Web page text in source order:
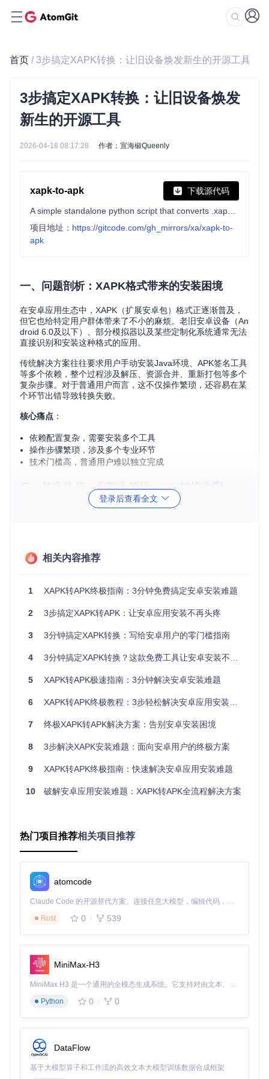
首页 / 3步搞定XAPK转换：让旧设备焕发新生的开源工具
3步搞定XAPK转换：让旧设备焕发
新生的开源工具
2026-04-18 08:17:28 作者：宣海椒Queenly
xapk-to-apk 下载源代码
项目地址： https://gitcode.com/gh_mirrors/xa/xapk-to-
apk
一、问题剖析：XAPK格式带来的安装困境
在安卓应用生态中，XAPK（扩展安卓包）格式正逐渐普及，
但它也给特定用户群体带来了不小的麻烦。老旧安卓设备（An
droid 6.0及以下）、部分模拟器以及某些定制化系统通常无法
直接识别和安装这种格式的应用。
传统解决方案往往要求用户手动安装Java环境、APK签名工具
等多个依赖，整个过程涉及解压、资源合并、重新打包等多个
复杂步骤。对于普通用户而言，这不仅操作繁琐，还容易在某
个环节出错导致转换失败。
核心痛点 ：
依赖配置复杂，需要安装多个工具
操作步骤繁琐，涉及多个专业环节
技术门槛高，普通用户难以独立完成
二、核心价值：化繁为简的XAPK转换方案
xapk-to-apk工具通过Python脚本实现了XAPK到APK的全自动
三大核心优势：
全自动流程：从解压到签名，一键完成所有转换步骤
零依赖设计 ：仅需Python环境，无需安装Java或其他工具
智能资源处理：自动识别并合并不同DPI资源和CPU架构文
待转换的XAPK文件
检查Python环境：
git clone
cd
chmod
注意：如果提示"git: command not found"，需先安装Git工
具。
3.2 执行转换
工具将自动完成以下操作：
解压XAPK文件
分析并合并资源文件
构建基础APK包
3.3 验证结果
登录后查看全文
相关内容推荐
1 XAPK转APK终极指南：3分钟免费搞定安卓安装难题
2 3步搞定XAPK转APK：让安卓应用安装不再头疼
3 3分钟搞定XAPK转换：写给安卓用户的零门槛指南
4 3分钟搞定XAPK转换？这款免费工具让安卓安装不再头疼！
5 XAPK转APK极速指南：3分钟解决安卓安装难题
6 XAPK转APK终极教程：3步轻松解决安卓应用安装难题
7 终极XAPK转APK解决方案：告别安卓安装困境
8 3步解决XAPK安装难题：面向安卓用户的终极方案
9 XAPK转APK终极指南：快速解决安卓应用安装难题
10 破解安卓应用安装难题：XAPK转APK全流程解决方案
热门项目推荐相关项目推荐
atomcode
Claude Code 的开源替代方案。连接任意大模型，编辑代码，运行命令，自动验证 — 全自动执行。用 Rust 构建，极致性能。 ｜ An open-source alternative to Claude Code. Connect any LLM, edit code, run commands, and verify changes — autonomously. Built in Rust for speed. Get Started
Rust
0 539
MiniMax-H3
MiniMax H3 是一个通用的全模态生成系统。它支持对由文本、图像、视频和音频组成的多模态上下文进行统一理解，并能生成分辨率高达 2K、时长可达 15 秒的带原生立体声音频的视频。得益于面向任务泛化的系统设计，H3 在预训练阶段就已具备广泛的多模态上下文理解与生成能力，能够出色地执行复杂的多模态指令。
Python
0 0
DataFlow
基于大模型算子和工作流的高效文本大模型训练数据合成框架